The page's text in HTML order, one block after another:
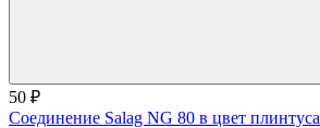
50 ₽
Соединение Salag NG 80 в цвет плинтуса